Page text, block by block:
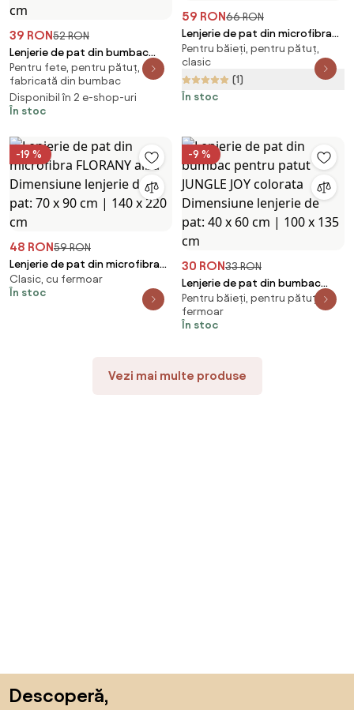
39 RON52 RON
Lenjerie de pat din bumbac
pentru patut Renforce LOVITA
roz Dimensiune lenjerie de pat:
45 x 65 cm | 90 x 135 cm
Pentru fete, pentru pătuț,
fabricată din bumbac
Disponibil în 2 e-shop-uri
În stoc
59 RON66 RON
Lenjerie de pat din microfibra
CATMOSPHERE colorată
Dimensiune lenjerie de pat: 70 x
90 cm | 140 x 200 cm
Pentru băieți, pentru pătuț,
clasic
(1)
În stoc
-19 %
48 RON59 RON
Lenjerie de pat din microfibra
FLORANY albă Dimensiune
lenjerie de pat: 70 x 90 cm | 140
Clasic, cu fermoar
În stoc
-9 %
30 RON33 RON
Lenjerie de pat din bumbac
pentru patut JUNGLE JOY
colorata Dimensiune lenjerie de
pat: 40 x 60 cm | 100 x 135 cm
Pentru băieți, pentru pătuț, cu
fermoar
În stoc
Vezi mai multe produse
Descoperă,